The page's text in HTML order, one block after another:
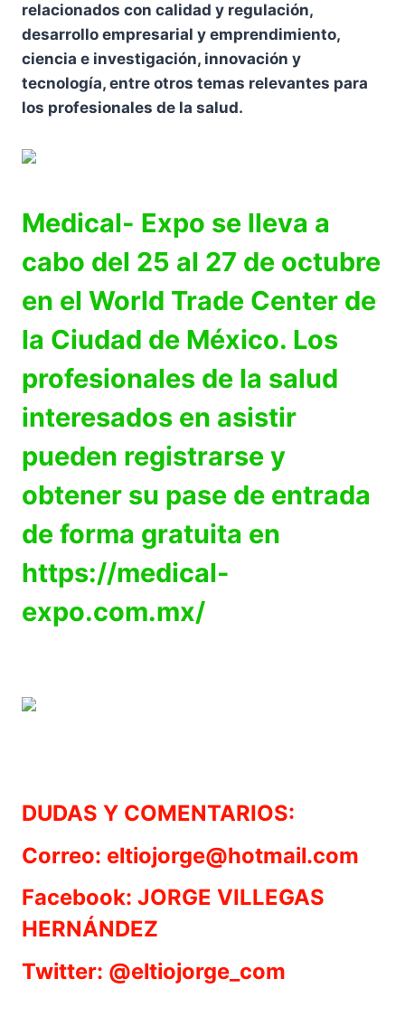
relacionados con calidad y regulación,
desarrollo empresarial y emprendimiento,
ciencia e investigación, innovación y
tecnología, entre otros temas relevantes para
los profesionales de la salud.
Medical- Expo se lleva a
cabo del 25 al 27 de octubre
en el World Trade Center de
la Ciudad de México. Los
profesionales de la salud
interesados en asistir
pueden registrarse y
obtener su pase de entrada
de forma gratuita en
https://medical-
expo.com.mx/
DUDAS Y COMENTARIOS:
Correo: eltiojorge@hotmail.com
Facebook: JORGE VILLEGAS
HERNÁNDEZ
Twitter: @eltiojorge_com